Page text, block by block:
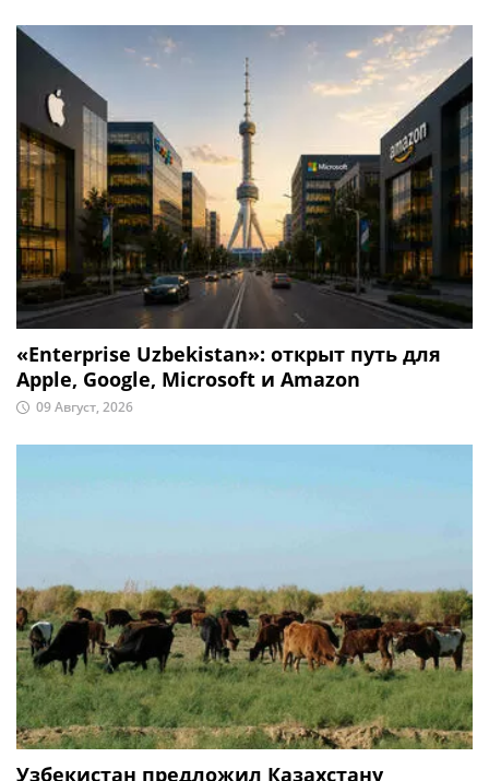
«Enterprise Uzbekistan»: открыт путь для
Apple, Google, Microsoft и Amazon
09 Август, 2026
Узбекистан предложил Казахстану